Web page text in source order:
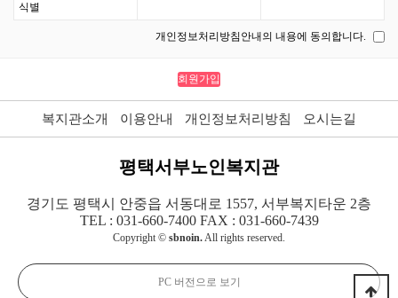
식별
개인정보처리방침안내의 내용에 동의합니다.
복지관소개 이용안내 개인정보처리방침 오시는길
평택서부노인복지관
경기도 평택시 안중읍 서동대로 1557, 서부복지타운 2층
TEL : 031-660-7400 FAX : 031-660-7439
Copyright © sbnoin.All rights reserved.
PC 버전으로 보기